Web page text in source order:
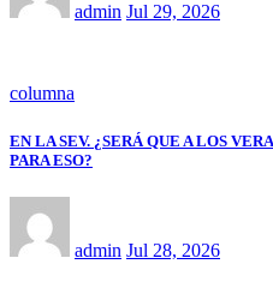
admin Jul 29, 2026
columna
EN LA SEV. ¿SERÁ QUE A LOS
PARA ESO?
admin Jul 28, 2026